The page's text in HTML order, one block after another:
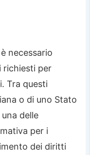
necessario
richiesti per
Tra questi
o di uno Stato
una delle
per i
dei diritti